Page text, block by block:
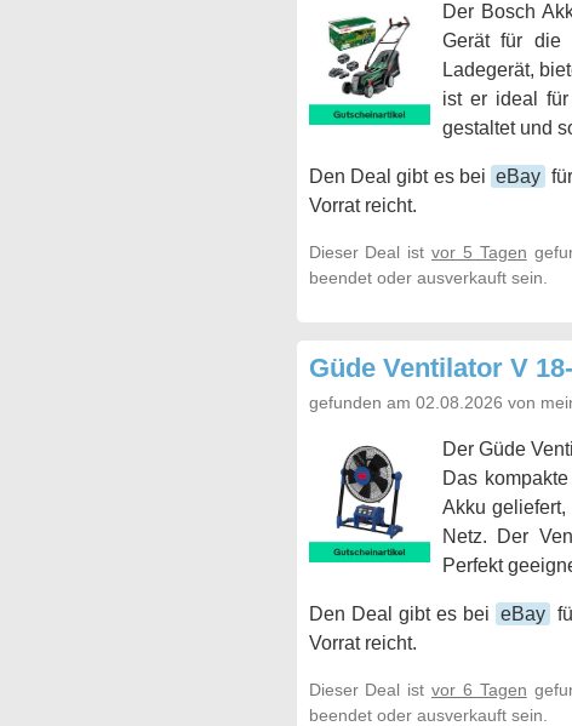
Der Bosch
Gerät für die
Ladegerät,
ist er ideal
gestaltet und
Den Deal gibt es bei eBay
Vorrat reicht.
Dieser Deal ist vor 5 Tagen
beendet oder ausverkauft sein.
Güde Ventilator V
gefunden am 02.08.2026 von
Der Güde
Das
Akku
Netz. Der
Perfekt
Den Deal gibt es bei eBay
Vorrat reicht.
Dieser Deal ist vor 6 Tagen
beendet oder ausverkauft sein.